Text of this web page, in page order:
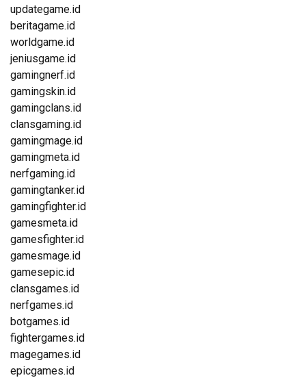
updategame.id
beritagame.id
worldgame.id
jeniusgame.id
gamingnerf.id
gamingskin.id
gamingclans.id
clansgaming.id
gamingmage.id
gamingmeta.id
nerfgaming.id
gamingtanker.id
gamingfighter.id
gamesmeta.id
gamesfighter.id
gamesmage.id
gamesepic.id
clansgames.id
nerfgames.id
botgames.id
fightergames.id
magegames.id
epicgames.id